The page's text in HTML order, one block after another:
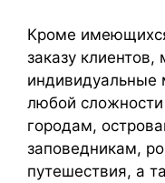
Кроме
заказу
индивидуальные
любой
городам,
заповедникам,
путешествия, а